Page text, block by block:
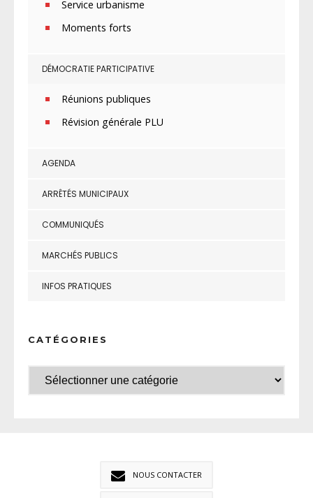
Service urbanisme
Moments forts
DÉMOCRATIE PARTICIPATIVE
Réunions publiques
Révision générale PLU
AGENDA
ARRÊTÉS MUNICIPAUX
COMMUNIQUÉS
MARCHÉS PUBLICS
INFOS PRATIQUES
CATÉGORIES
NOUS CONTACTER